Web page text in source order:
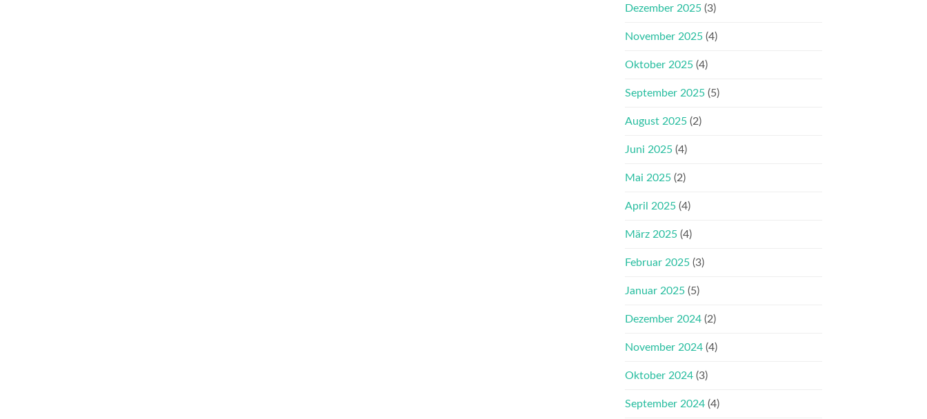
Dezember 2025 (3)
November 2025 (4)
Oktober 2025 (4)
September 2025 (5)
August 2025 (2)
Juni 2025 (4)
Mai 2025 (2)
April 2025 (4)
März 2025 (4)
Februar 2025 (3)
Januar 2025 (5)
Dezember 2024 (2)
November 2024 (4)
Oktober 2024 (3)
September 2024 (4)